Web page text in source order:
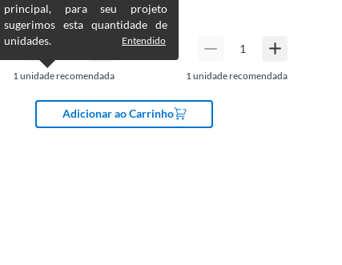
1 unidade recomendada
principal, para seu projeto
sugerimos esta quantidade de
unidades.
Entendido
1 unidade recomendada
Adicionar ao Carrinho